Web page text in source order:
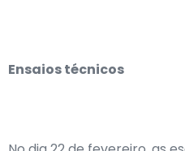
Ensaios técnicos